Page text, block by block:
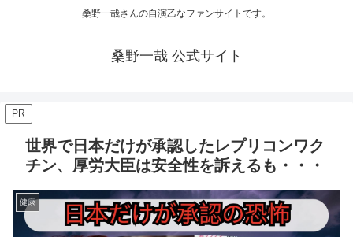
桑野一哉さんの自演乙なファンサイトです。
桑野一哉 公式サイト
PR
世界で日本だけが承認したレプリコンワク
チン、厚労大臣は安全性を訴えるも・・・
健康